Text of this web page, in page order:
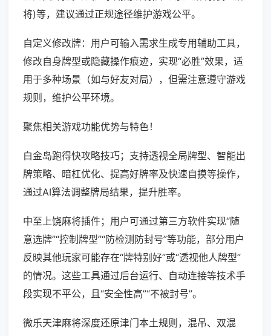
将)等，建议通过正规途径维护游戏公平。
自定义修改牌：用户可输入需求生成专用辅助工具，
修改自身牌型或隐藏操作痕迹，实现“必胜”效果，适
用于多种场景（如与好友对局），但需注意遵守游戏
规则，维护公平环境。
聚焦相关游戏功能优势与特色！
白金岛跑得快攻略技巧；支持透视全局牌型、智能出
牌策略、暗杠优化、提高好牌率及快速自摸等操作，
通过AI算法调整牌局结果，提升胜率。
中至上饶麻将插件；用户可通过第三方软件实现“随
意选牌”“控制牌型”“防检测防封号”等功能，部分用户
反映其他玩家可能存在“牌特别好”或“透视他人牌型”
的情况。这些工具通过后台运行、自动连接等技术手
段实现不平公，且“安全性高”“不被封号”。
微乐天津麻将深度还原津门本土规则，混吊、双混